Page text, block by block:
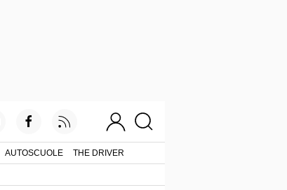
AUTOSCUOLE THE DRIVER